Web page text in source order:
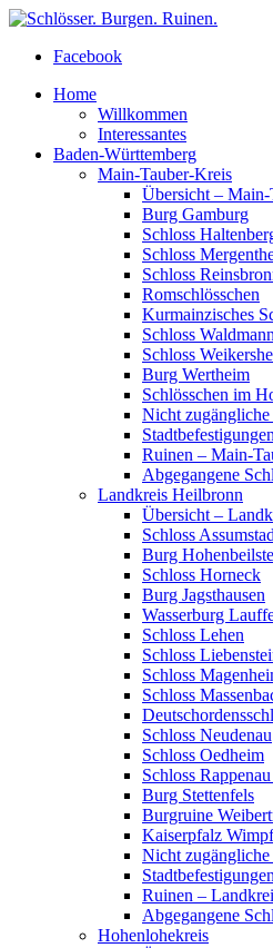
Facebook
Home
Willkommen
Interessantes
Baden-Württemberg
Main-Tauber-Kreis
Übersicht –
Burg Gamburg
Schloss
Schloss
Schloss
Romschlösschen
Kurmainzisches
Schloss
Schloss
Burg Wertheim
Schlösschen im
Nicht
Ruinen – Main-
Abgegangene
Landkreis Heilbronn
Übersicht –
Schloss
Burg
Schloss Horneck
Burg Jagsthausen
Wasserburg
Schloss Lehen
Schloss
Schloss
Schloss
Schloss Neudenau
Schloss Oedheim
Schloss
Burg Stettenfels
Burgruine
Kaiserpfalz
Nicht
Ruinen –
Abgegangene
Hohenlohekreis